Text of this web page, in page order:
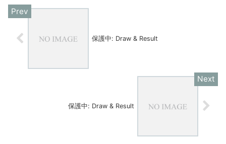
保護中: Draw & Result
保護中: Draw & Result